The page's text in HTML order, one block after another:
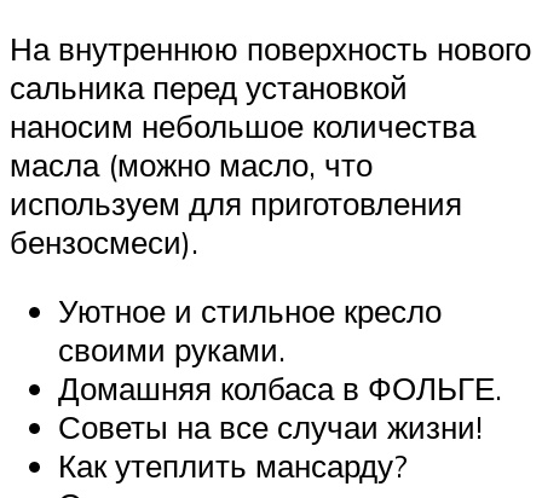
На внутреннюю поверхность нового
сальника перед установкой
наносим небольшое количества
масла (можно масло, что
используем для приготовления
бензосмеси).
Уютное и стильное кресло
своими руками.
Домашняя колбаса в ФОЛЬГЕ.
Советы на все случаи жизни!
Как утеплить мансарду?